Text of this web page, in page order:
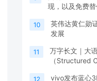
现，以及免费
10
英伟达黄仁勋
发展
11
万字长文｜大
（Structured
12
vivo发布蓝心